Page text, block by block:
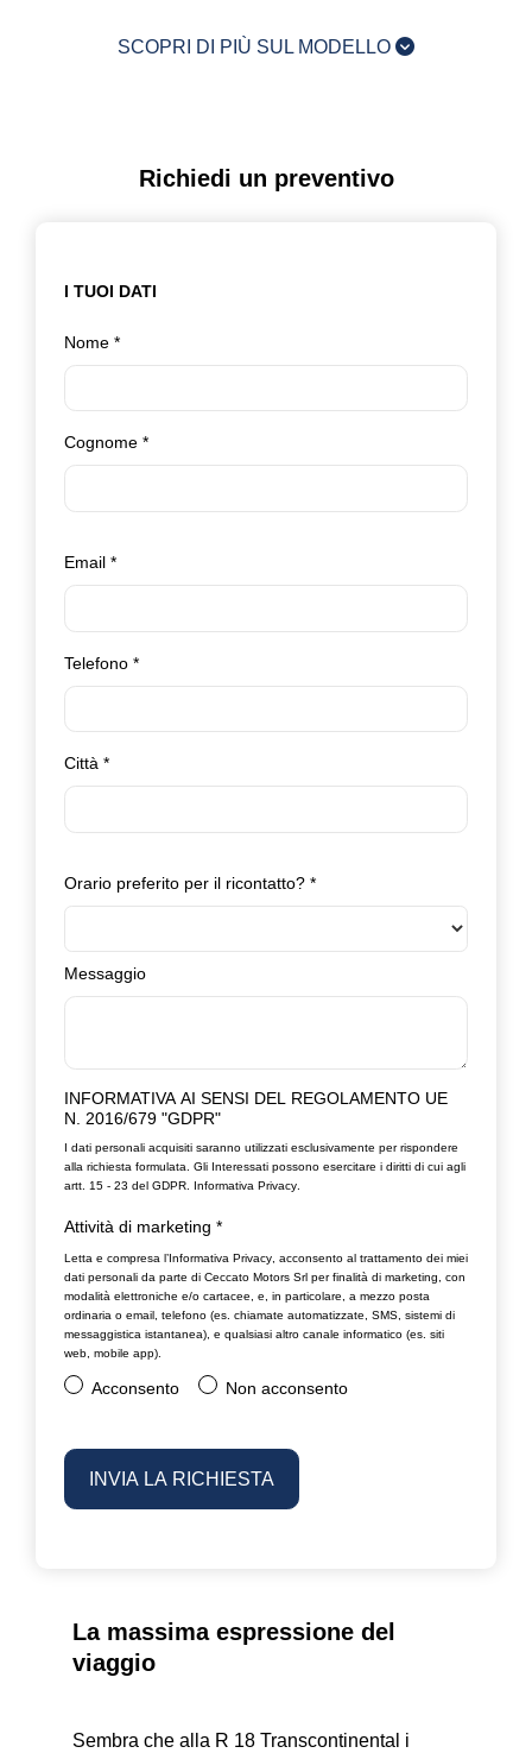
SCOPRI DI PIÙ SUL MODELLO
Richiedi un preventivo
I TUOI DATI
Nome *
Cognome *
Email *
Telefono *
Città *
Orario preferito per il ricontatto? *
Messaggio
INFORMATIVA AI SENSI DEL REGOLAMENTO UE
N. 2016/679 "GDPR"
I dati personali acquisiti saranno utilizzati esclusivamente per rispondere
alla richiesta formulata. Gli Interessati possono esercitare i diritti di cui agli
artt. 15 - 23 del GDPR.
Informativa Privacy.
Attività di marketing *
Letta e compresa l’ Informativa Privacy, acconsento al trattamento dei miei
dati personali da parte di Ceccato Motors Srl per finalità di marketing, con
modalità elettroniche e/o cartacee, e, in particolare, a mezzo posta
ordinaria o email, telefono (es. chiamate automatizzate, SMS, sistemi di
messaggistica istantanea), e qualsiasi altro canale informatico (es. siti
web, mobile app).
Acconsento Non acconsento
La massima espressione del
viaggio
Sembra che alla R 18 Transcontinental i